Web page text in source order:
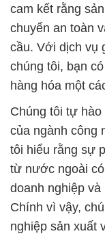
cam kết rằng
chuyển an toàn
cầu. Với dịch vụ
chúng tôi, bạn
hàng hóa một
Chúng tôi tự
của ngành công
tôi hiểu rằng sự
từ nước ngoài
doanh nghiệp
Chính vì vậy,
nghiệp sản xuất